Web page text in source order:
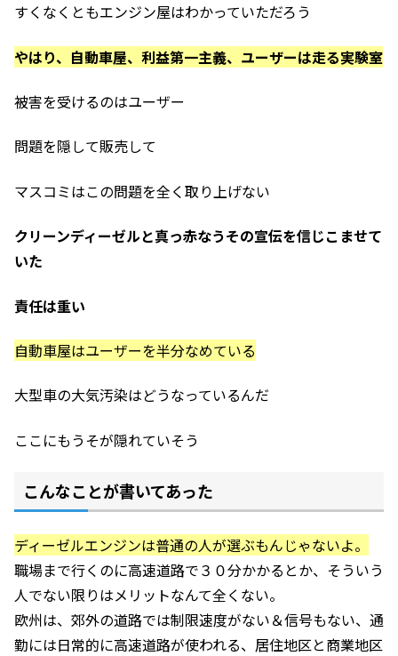
すくなくともエンジン屋はわかっていただろう
やはり、自動車屋、利益第一主義、ユーザーは走る実験室
被害を受けるのはユーザー
問題を隠して販売して
マスコミはこの問題を全く取り上げない
クリーンディーゼルと真っ赤なうその宣伝を信じこませて
いた
責任は重い
自動車屋はユーザーを半分なめている
大型車の大気汚染はどうなっているんだ
ここにもうそが隠れていそう
こんなことが書いてあった
ディーゼルエンジンは普通の人が選ぶもんじゃないよ。
職場まで行くのに高速道路で３０分かかるとか、そういう
人でない限りはメリットなんて全くない。
欧州は、郊外の道路では制限速度がない＆信号もない、通
勤には日常的に高速道路が使われる、居住地区と商業地区